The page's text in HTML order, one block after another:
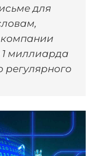
для
1 миллиарда
регулярного